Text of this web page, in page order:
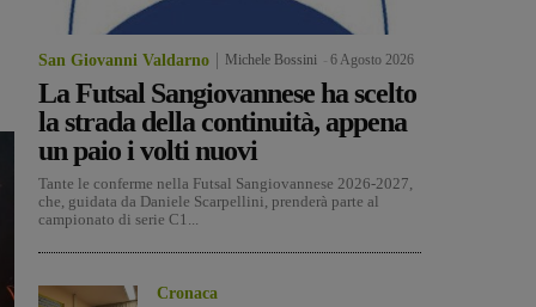
San Giovanni Valdarno Michele Bossini 6 Agosto 2026
La Futsal Sangiovannese ha scelto
la strada della continuità, appena
un paio i volti nuovi
Tante le conferme nella Futsal Sangiovannese 2026-2027,
che, guidata da Daniele Scarpellini, prenderà parte al
campionato di serie C1...
Cronaca